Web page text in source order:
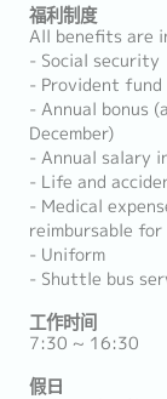
福利制度
All benefits are
- Social security
- Provident
- Annual bonus
December)
- Annual salary
- Life and
- Medical
reimbursable
- Uniform
- Shuttle bus
工作时间
7:30 ~ 16:30
假日